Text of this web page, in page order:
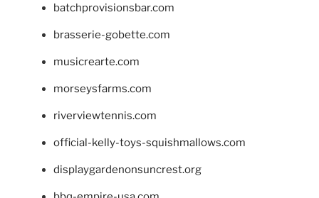
batchprovisionsbar.com
brasserie-gobette.com
musicrearte.com
morseysfarms.com
riverviewtennis.com
official-kelly-toys-squishmallows.com
displaygardenonsuncrest.org